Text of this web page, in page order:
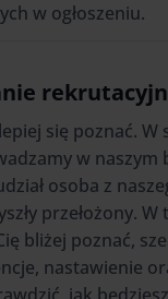
w ogłoszeniu.
się poznać.
w naszym
osoba z
przełożony.
bliżej poznać,
nastawienie